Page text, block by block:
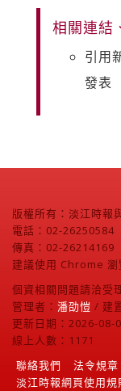
相關連結
引用
發表
版權所有：淡江時報
電話：02-26250584
傳真：02-26214169
建議使用 Chrome 瀏
個資相關問題請洽受
管理者： 潘劭愷 / 建
更新日期：2026-08-
線上人數：1171
聯絡我們
法令規章
淡江時報網頁使用規